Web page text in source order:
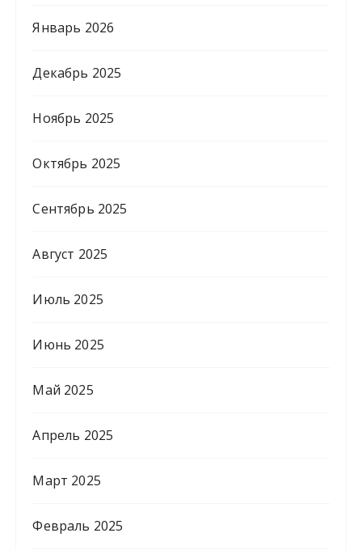
Январь 2026
Декабрь 2025
Ноябрь 2025
Октябрь 2025
Сентябрь 2025
Август 2025
Июль 2025
Июнь 2025
Май 2025
Апрель 2025
Март 2025
Февраль 2025